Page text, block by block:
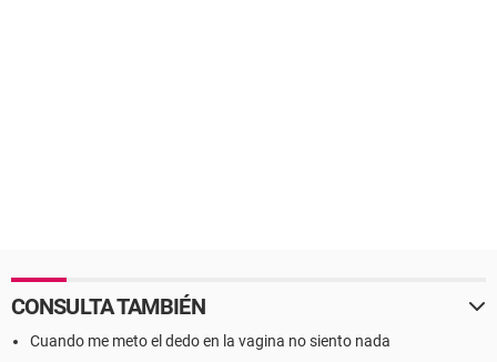
CONSULTA TAMBIÉN
Cuando me meto el dedo en la vagina no siento nada